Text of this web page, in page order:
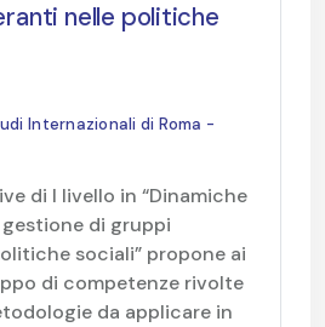
nelle politiche
Internazionali di Roma -
di I livello in “Dinamiche
di gruppi
sociali” propone ai
di competenze rivolte
da applicare in